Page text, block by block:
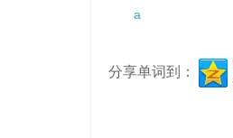
a
分享单词到：